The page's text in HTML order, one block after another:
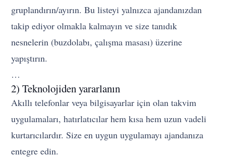
gruplandırın/ayırın. Bu listeyi yalnızca ajandanızdan
takip ediyor olmakla kalmayın ve size tanıdık
nesnelerin (buzdolabı, çalışma masası) üzerine
yapıştırın.
…
2) Teknolojiden yararlanın
Akıllı telefonlar veya bilgisayarlar için olan takvim
uygulamaları, hatırlatıcılar hem kısa hem uzun vadeli
kurtarıcılardır. Size en uygun uygulamayı ajandanıza
entegre edin.